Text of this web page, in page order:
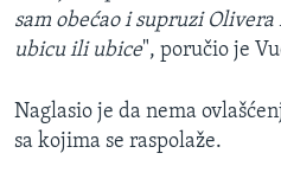
sam obećao i supruzi
ubicu ili ubice", poručio je
Naglasio je da nema
sa kojima se raspolaže.